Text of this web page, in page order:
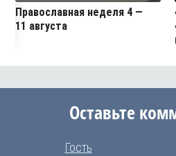
Православная неделя 4 —
11 августа
Оставьте
Гость